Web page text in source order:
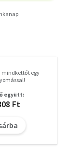
mindkettőt egy
együtt:
Ft